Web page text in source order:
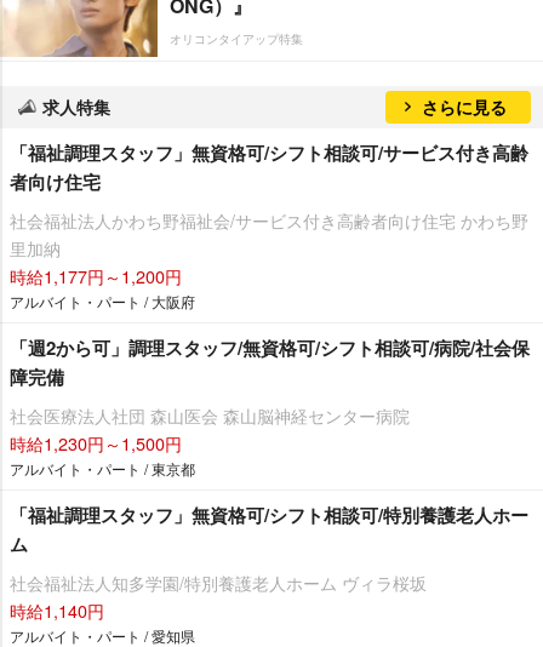
オリコンタイアップ特集
求人特集 さらに見る
「福祉調理スタッフ」無資格可/シフト相談可/サービス付き高齢
者向け住宅
社会福祉法人かわち野福祉会/サービス付き高齢者向け住宅 かわち野
里加納
時給1,177円～1,200円
アルバイト・パート / 大阪府
「週2から可」調理スタッフ/無資格可/シフト相談可/病院/社会保
障完備
社会医療法人社団 森山医会 森山脳神経センター病院
時給1,230円～1,500円
アルバイト・パート / 東京都
「福祉調理スタッフ」無資格可/シフト相談可/特別養護老人ホー
ム
社会福祉法人知多学園/特別養護老人ホーム ヴィラ桜坂
時給1,140円
アルバイト・パート / 愛知県